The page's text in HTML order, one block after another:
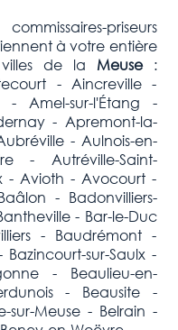
priseurs
à votre entière
villes de la Meuse :
- Aincreville -
- Amel-sur-l'Étang -
- Apremont-la-
- Aulnois-en-
- Autréville-Saint-
- Avioth - Avocourt -
- Badonvilliers-
- Bar-le-Duc
- Baudrémont -
sur-Saulx -
- Beaulieu-en-
- Beausite -
sur-Meuse - Belrain -